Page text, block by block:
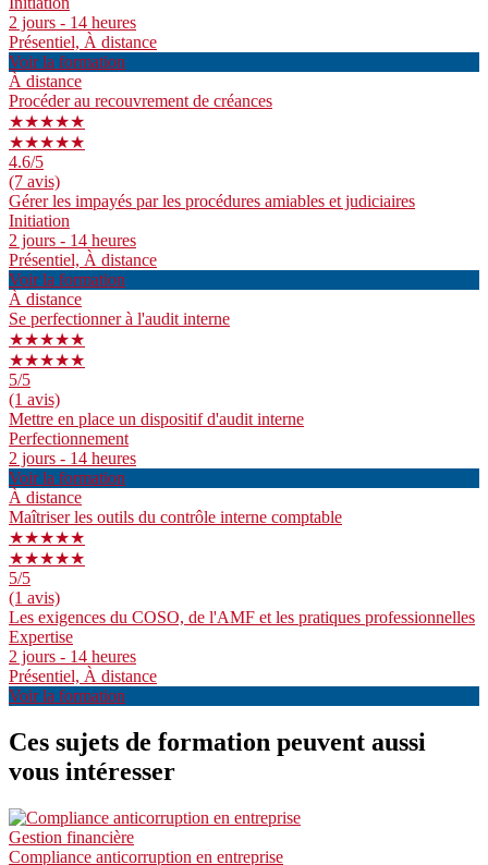
2 jours - 14 heures
Présentiel, À distance
Voir la formation
À distance
Procéder au recouvrement de créances
★★★★★
★★★★★
4.6/5
(7 avis)
Gérer les impayés par les procédures amiables et judiciaires
Initiation
2 jours - 14 heures
Présentiel, À distance
Voir la formation
À distance
Se perfectionner à l'audit interne
★★★★★
★★★★★
5/5
(1 avis)
Mettre en place un dispositif d'audit interne
Perfectionnement
2 jours - 14 heures
Voir la formation
À distance
Maîtriser les outils du contrôle interne comptable
★★★★★
★★★★★
5/5
(1 avis)
Les exigences du COSO, de l'AMF et les pratiques professionnelles
Expertise
2 jours - 14 heures
Présentiel, À distance
Voir la formation
Ces sujets de formation peuvent aussi
vous intéresser
Gestion financière
Compliance anticorruption en entreprise